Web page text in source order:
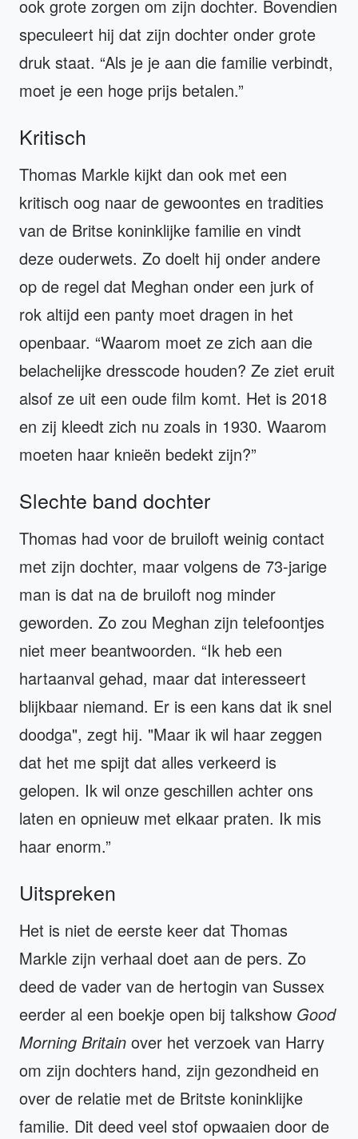
ook grote zorgen om zijn dochter. Bovendien
speculeert hij dat zijn dochter onder grote
druk staat. “Als je je aan die familie verbindt,
moet je een hoge prijs betalen.”
Kritisch
Thomas Markle kijkt dan ook met een
kritisch oog naar de gewoontes en tradities
van de Britse koninklijke familie en vindt
deze ouderwets. Zo doelt hij onder andere
op de regel dat Meghan onder een jurk of
rok altijd een panty moet dragen in het
openbaar. “Waarom moet ze zich aan die
belachelijke dresscode houden? Ze ziet eruit
alsof ze uit een oude film komt. Het is 2018
en zij kleedt zich nu zoals in 1930. Waarom
moeten haar knieën bedekt zijn?”
Slechte band dochter
Thomas had voor de bruiloft weinig contact
met zijn dochter, maar volgens de 73-jarige
man is dat na de bruiloft nog minder
geworden. Zo zou Meghan zijn telefoontjes
niet meer beantwoorden. “Ik heb een
hartaanval gehad, maar dat interesseert
blijkbaar niemand. Er is een kans dat ik snel
doodga", zegt hij. "Maar ik wil haar zeggen
dat het me spijt dat alles verkeerd is
gelopen. Ik wil onze geschillen achter ons
laten en opnieuw met elkaar praten. Ik mis
haar enorm.”
Uitspreken
Het is niet de eerste keer dat Thomas
Markle zijn verhaal doet aan de pers. Zo
deed de vader van de hertogin van Sussex
eerder al een boekje open bij talkshow Good
Morning Britain over het verzoek van Harry
om zijn dochters hand, zijn gezondheid en
over de relatie met de Britste koninklijke
familie. Dit deed veel stof opwaaien door de